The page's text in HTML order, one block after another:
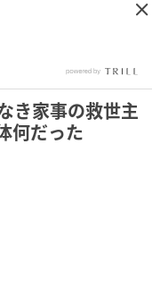
き家事の救世主
何だった